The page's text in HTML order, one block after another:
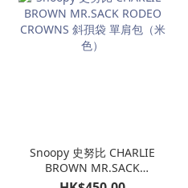
Snoopy 史努比 CHARLIE
BROWN MR.SACK
RODEO CROWNS 斜孭袋